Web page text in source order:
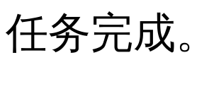
任务完成。